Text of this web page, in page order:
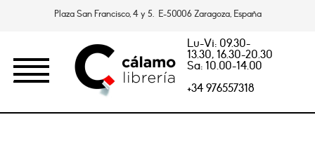
Plaza San Francisco, 4 y 5. E-50006 Zaragoza, España
Lu-Vi: 09.30-
13.30, 16.30-20.30
Sa: 10.00-14.00
+34 976557318